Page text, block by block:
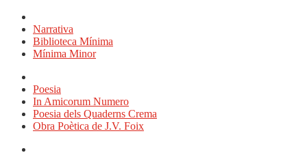
Narrativa
Biblioteca Mínima
Mínima Minor
Poesia
In Amicorum Numero
Poesia dels Quaderns Crema
Obra Poètica de J.V. Foix